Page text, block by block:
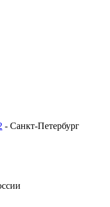
- Санкт-Петербург